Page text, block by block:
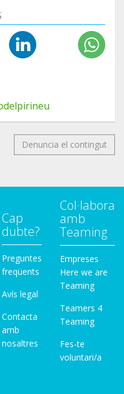
Denuncia el contingut
Cap
dubte?
Preguntes
freqüents
Avís legal
Contacta
amb
nosaltres
Col·labora
amb
Teaming
Empreses
Here we are
Teaming
Teamers 4
Teaming
Fes-te
voluntari/a